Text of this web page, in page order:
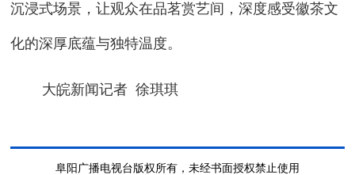
沉浸式场景，让观众在品茗赏艺间，深度感受徽茶文
化的深厚底蕴与独特温度。
大皖新闻记者 徐琪琪
阜阳广播电视台版权所有，未经书面授权禁止使用